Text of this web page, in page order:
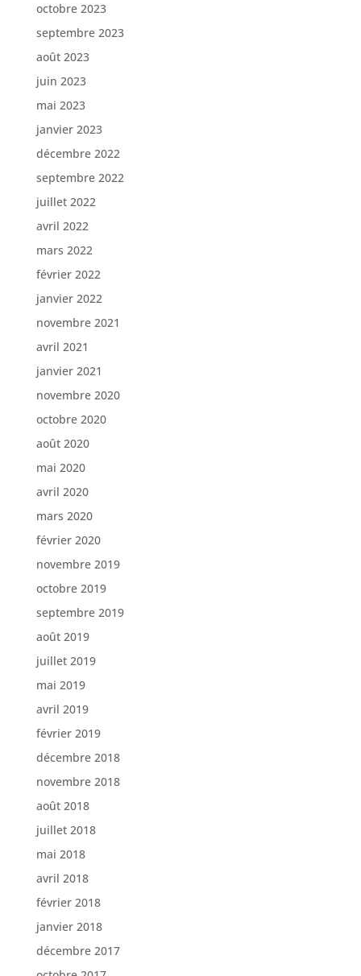
octobre 2023
septembre 2023
août 2023
juin 2023
mai 2023
janvier 2023
décembre 2022
septembre 2022
juillet 2022
avril 2022
mars 2022
février 2022
janvier 2022
novembre 2021
avril 2021
janvier 2021
novembre 2020
octobre 2020
août 2020
mai 2020
avril 2020
mars 2020
février 2020
novembre 2019
octobre 2019
septembre 2019
août 2019
juillet 2019
mai 2019
avril 2019
février 2019
décembre 2018
novembre 2018
août 2018
juillet 2018
mai 2018
avril 2018
février 2018
janvier 2018
décembre 2017